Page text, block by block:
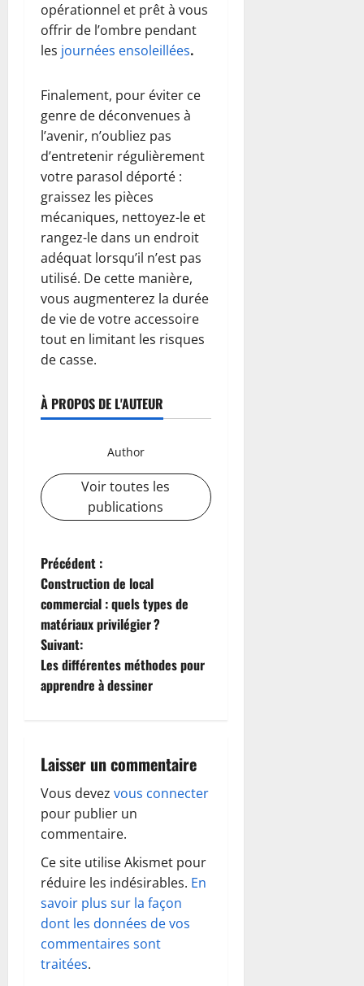
opérationnel et prêt à vous
offrir de l’ombre pendant
les journées ensoleillées.
Finalement, pour éviter ce
genre de déconvenues à
l’avenir, n’oubliez pas
d’entretenir régulièrement
votre parasol déporté :
graissez les pièces
mécaniques, nettoyez-le et
rangez-le dans un endroit
adéquat lorsqu’il n’est pas
utilisé. De cette manière,
vous augmenterez la durée
de vie de votre accessoire
tout en limitant les risques
de casse.
À PROPOS DE L'AUTEUR
Author
Voir toutes les
publications
N
a
v
i
g
t
i
o
n
d
’
Précédent :
Construction de local
commercial : quels types de
matériaux privilégier ?
Suivant:
Les différentes méthodes pour
apprendre à dessiner
Laisser un commentaire
Vous devez vous connecter
pour publier un
commentaire.
Ce site utilise Akismet pour
réduire les indésirables. En
savoir plus sur la façon
dont les données de vos
commentaires sont
traitées.